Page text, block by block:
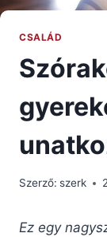
CSALÁD
Szerző: szerk
Ez egy